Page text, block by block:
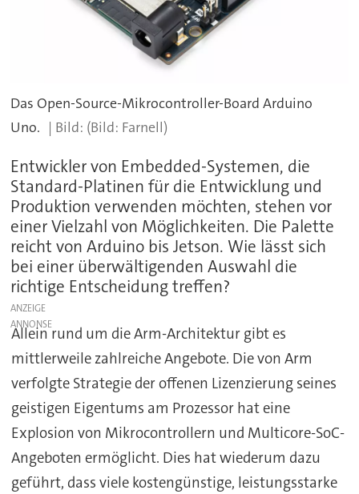
Das Open-Source-Mikrocontroller-Board Arduino
Uno.
(Bild: Farnell)
Entwickler von Embedded-Systemen, die
Standard-Platinen für die Entwicklung und
Produktion verwenden möchten, stehen vor
einer Vielzahl von Möglichkeiten. Die Palette
reicht von Arduino bis Jetson. Wie lässt sich
bei einer überwältigenden Auswahl die
richtige Entscheidung treffen?
ANZEIGE
Allein rund um die Arm-Architektur gibt es
mittlerweile zahlreiche Angebote. Die von Arm
verfolgte Strategie der offenen Lizenzierung seines
geistigen Eigentums am Prozessor hat eine
Explosion von Mikrocontrollern und Multicore-SoC-
Angeboten ermöglicht. Dies hat wiederum dazu
geführt, dass viele kostengünstige, leistungsstarke